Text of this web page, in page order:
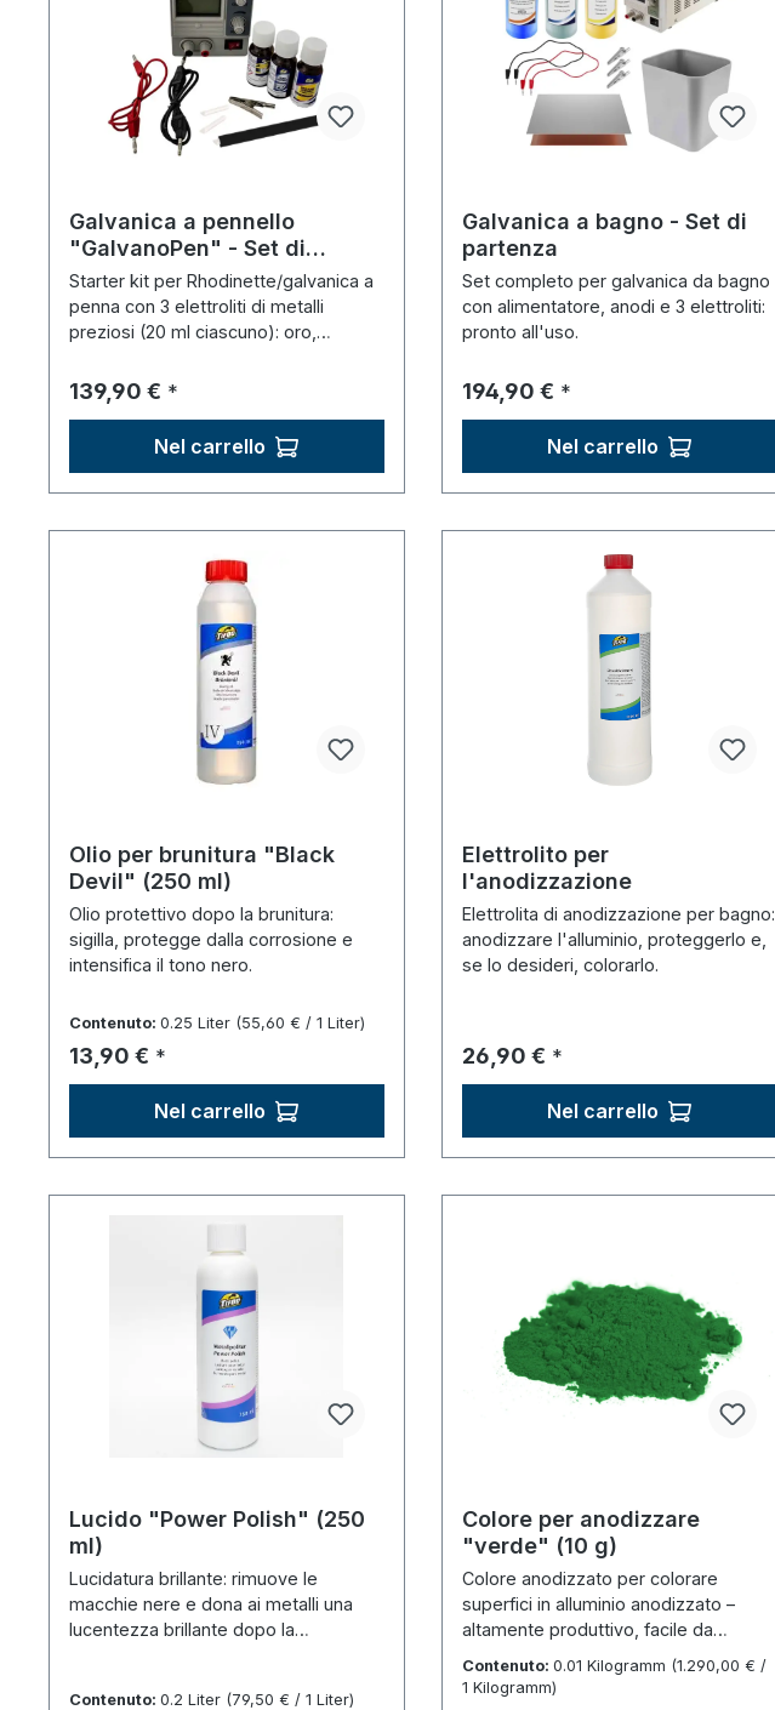
Galvanica a pennello
"GalvanoPen" - Set di
partenza
Starter kit per Rhodinette/galvanica a
penna con 3 elettroliti di metalli
preziosi (20 ml ciascuno): oro,
Prezzo normale:
139,90 € *
Nel carrello
Galvanica a bagno - Set di
partenza
Set completo per galvanica da bagno
con alimentatore, anodi e 3 elettroliti:
pronto all'uso.
Prezzo normale:
194,90 € *
Nel carrello
Olio per brunitura "Black
Devil" (250 ml)
Olio protettivo dopo la brunitura:
sigilla, protegge dalla corrosione e
intensifica il tono nero.
Contenuto: 0.25 Liter (55,60 € / 1 Liter)
Prezzo normale:
13,90 € *
Nel carrello
Elettrolito per
l'anodizzazione
Elettrolita di anodizzazione per bagno:
anodizzare l'alluminio, proteggerlo e,
se lo desideri, colorarlo.
Prezzo normale:
26,90 € *
Nel carrello
Lucido "Power Polish" (250
ml)
Lucidatura brillante: rimuove le
macchie nere e dona ai metalli una
lucentezza brillante dopo la
Contenuto: 0.2 Liter (79,50 € / 1 Liter)
Colore per anodizzare
"verde" (10 g)
Colore anodizzato per colorare
superfici in alluminio anodizzato –
altamente produttivo, facile da
Contenuto: 0.01 Kilogramm (1.290,00 € /
1 Kilogramm)